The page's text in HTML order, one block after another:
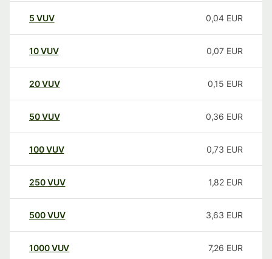
5 VUV 0,04 EUR
10VUV 0,07 EUR
20VUV 0,15 EUR
50VUV 0,36 EUR
100VUV 0,73 EUR
250VUV 1,82 EUR
500VUV 3,63 EUR
1000VUV 7,26 EUR